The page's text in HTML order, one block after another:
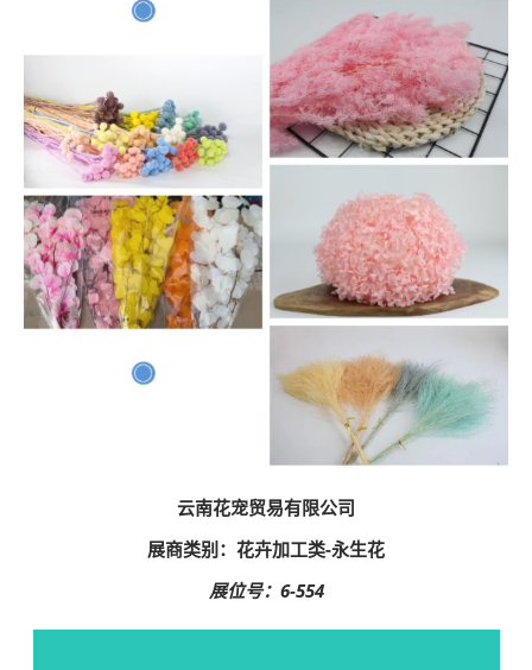
云南花宠贸易有限公司
展商类别：花卉加工类-永生花
展位号：6-554